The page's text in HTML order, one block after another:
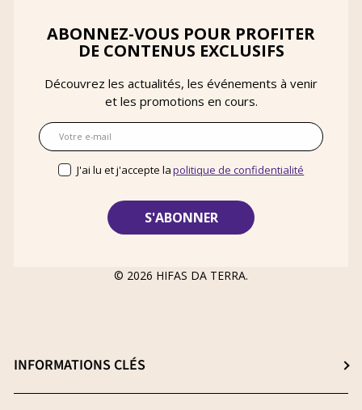
INFORMATIONS CLÉS
ABONNEZ-VOUS POUR PROFITER
DE CONTENUS EXCLUSIFS
Découvrez les actualités, les événements à venir
et les promotions en cours.
E-mail
J'ai lu et j'accepte lapolitique de confidentialité
© 2026 HIFAS DA TERRA.